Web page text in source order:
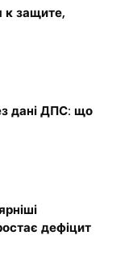
к защите,
дані ДПС: що
дефіцит